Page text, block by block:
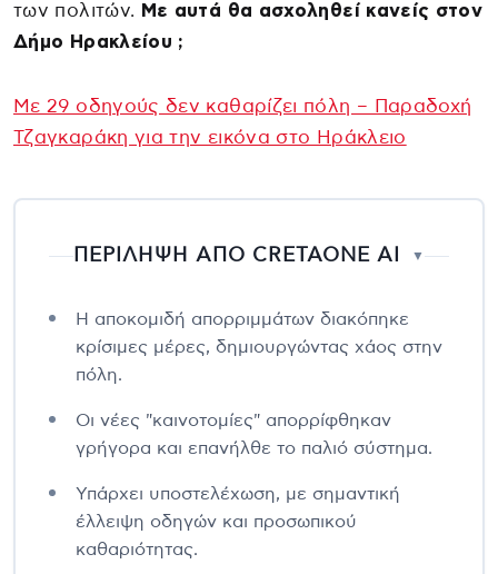
των πολιτών. Με αυτά θα ασχοληθεί κανείς στον
Δήμο Ηρακλείου ;
Με 29 οδηγούς δεν καθαρίζει πόλη – Παραδοχή
Τζαγκαράκη για την εικόνα στο Ηράκλειο
ΠΕΡΙΛΗΨΗ ΑΠΟ CRETAONE AI ▼
Η αποκομιδή απορριμμάτων διακόπηκε
κρίσιμες μέρες, δημιουργώντας χάος στην
πόλη.
Οι νέες "καινοτομίες" απορρίφθηκαν
γρήγορα και επανήλθε το παλιό σύστημα.
Υπάρχει υποστελέχωση, με σημαντική
έλλειψη οδηγών και προσωπικού
καθαριότητας.